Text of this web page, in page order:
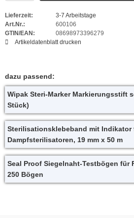
Lieferzeit:
3-7 Arbeitstage
Art.Nr.:
600106
GTIN/EAN:
08698973396279
Artikeldatenblatt drucken
dazu passend:
Wipak Steri-Marker Markierungsstift
Stück)
Sterilisationsklebeband mit Indikator
Dampfsterilisatoren, 19 mm x 50 m
Seal Proof Siegelnaht-Testbögen für
250 Bögen